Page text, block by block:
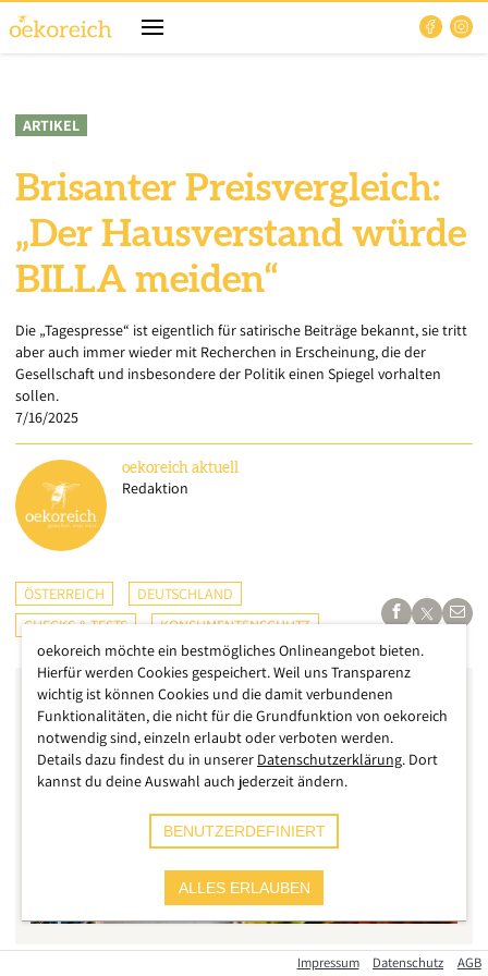
ARTIKEL
Brisanter Preisvergleich:
„Der Hausverstand würde
BILLA meiden“
Die „Tagespresse“ ist eigentlich für satirische Beiträge bekannt, sie tritt
aber auch immer wieder mit Recherchen in Erscheinung, die der
Gesellschaft und insbesondere der Politik einen Spiegel vorhalten
sollen.
7/16/2025
oekoreich aktuell
Redaktion
ÖSTERREICH
DEUTSCHLAND
CHECKS & TESTS
KONSUMENTENSCHUTZ
Impressum Datenschutz AGB
oekoreich möchte ein bestmögliches Onlineangebot bieten.
Hierfür werden Cookies gespeichert. Weil uns Transparenz
wichtig ist können Cookies und die damit verbundenen
Funktionalitäten, die nicht für die Grundfunktion von oekoreich
notwendig sind, einzeln erlaubt oder verboten werden.
Details dazu findest du in unserer Datenschutzerklärung. Dort
kannst du deine Auswahl auch jederzeit ändern.
BENUTZERDEFINIERT
ALLES ERLAUBEN